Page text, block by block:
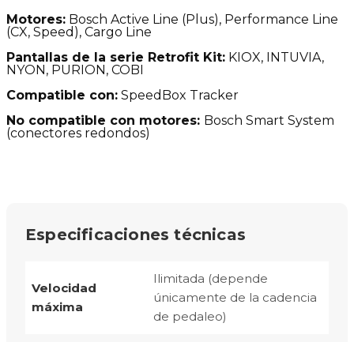
Motores: Bosch Active Line (Plus), Performance Line
(CX, Speed), Cargo Line
Pantallas de la serie Retrofit Kit: KIOX, INTUVIA,
NYON, PURION, COBI
Compatible con: SpeedBox Tracker
No compatible con motores: Bosch Smart System
(conectores redondos)
Especificaciones técnicas
Velocidad
máxima
Ilimitada (depende
únicamente de la cadencia
de pedaleo)